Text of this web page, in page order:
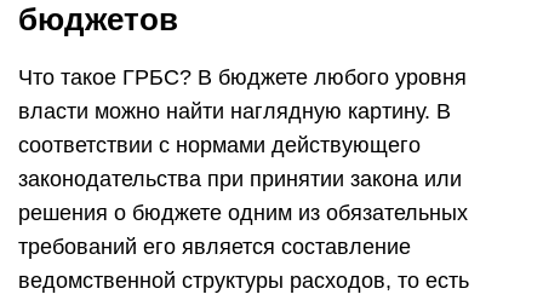
бюджетов
Что такое ГРБС? В бюджете любого уровня
власти можно найти наглядную картину. В
соответствии с нормами действующего
законодательства при принятии закона или
решения о бюджете одним из обязательных
требований его является составление
ведомственной структуры расходов, то есть